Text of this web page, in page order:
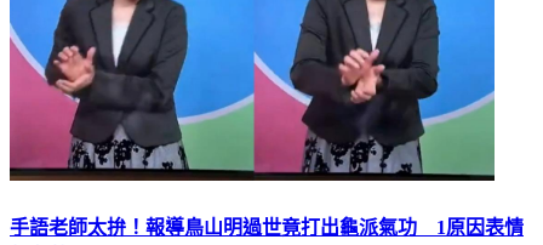
手語老師太拚！報導鳥山明過世竟打出龜派氣功 1原因表情